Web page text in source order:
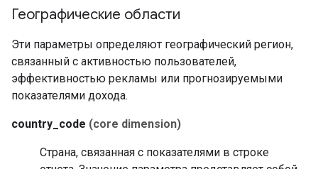
Географические области
Эти параметры определяют географический регион,
связанный с активностью пользователей,
эффективностью рекламы или прогнозируемыми
показателями дохода.
country_code (core dimension)
Страна, связанная с показателями в строке